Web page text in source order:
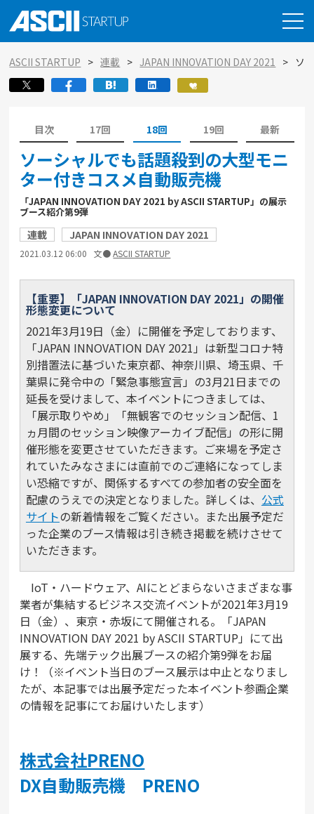
ASCII STARTUP 連載 JAPAN INNOVATION DAY 2021 ソ
目次 17回 18回 19回 最新
ソーシャルでも話題殺到の大型モニ
ター付きコスメ自動販売機
「JAPAN INNOVATION DAY 2021 by ASCII STARTUP」の展示
ブース紹介第9弾
連載 JAPAN INNOVATION DAY 2021
2021.03.12 06:00 文●ASCII STARTUP
【重要】「JAPAN INNOVATION DAY 2021」の開催
形態変更について
2021年3月19日（金）に開催を予定しております、
「JAPAN INNOVATION DAY 2021」は新型コロナ特
別措置法に基づいた東京都、神奈川県、埼玉県、千
葉県に発令中の「緊急事態宣言」の3月21日までの
延長を受けまして、本イベントにつきましては、
「展示取りやめ」「無観客でのセッション配信、1
ヵ月間のセッション映像アーカイブ配信」の形に開
催形態を変更させていただきます。ご来場を予定さ
れていたみなさまには直前でのご連絡になってしま
い恐縮ですが、関係するすべての参加者の安全面を
配慮のうえでの決定となりました。詳しくは、 公式
サイトの新着情報をご覧ください。また出展予定だ
った企業のブース情報は引き続き掲載を続けさせて
いただきます。
IoT・ハードウェア、AIにとどまらないさまざまな事
業者が集結するビジネス交流イベントが2021年3月19
日（金）、東京・赤坂にて開催される。「JAPAN
INNOVATION DAY 2021 by ASCII STARTUP」にて出
展する、先端テック出展ブースの紹介第9弾をお届
け！（※イベント当日のブース展示は中止となりまし
たが、本記事では出展予定だった本イベント参画企業
の情報を記事にてお届けいたします）
株式会社PRENO
DX自動販売機 PRENO